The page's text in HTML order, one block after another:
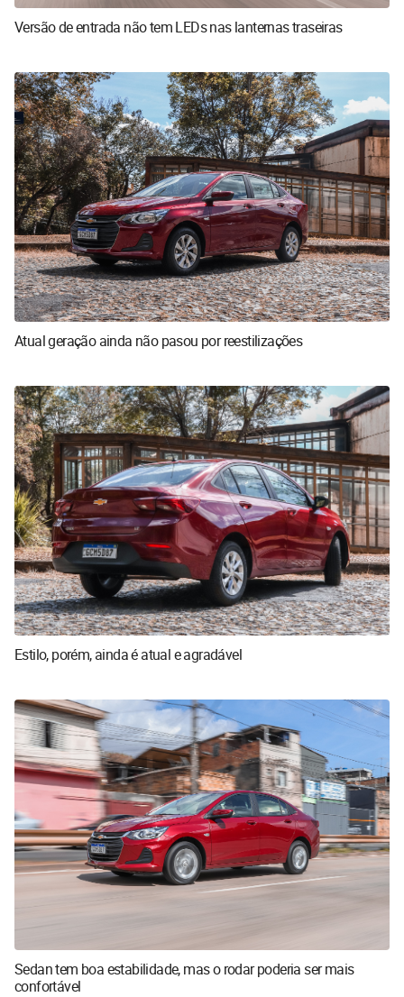
Versão de entrada não tem LEDs nas lanternas traseiras
Atual geração ainda não pasou por reestilizações
Estilo, porém, ainda é atual e agradável
Sedan tem boa estabilidade, mas o rodar poderia ser mais
confortável